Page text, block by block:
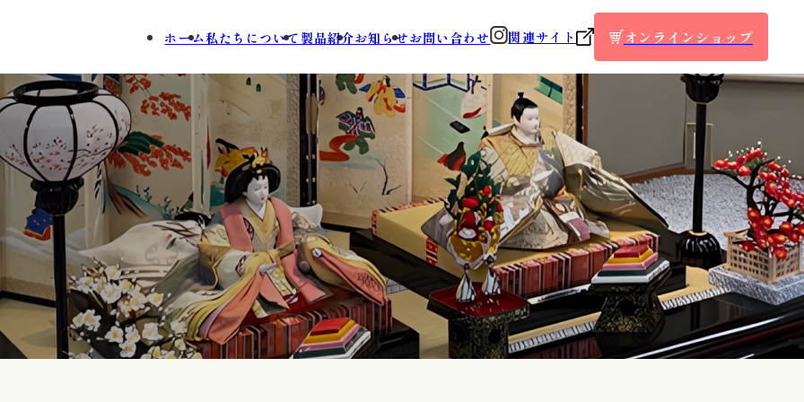
ホーム私たちについて 製品紹介お知らせお問い合わせ 関連サイト オンラインショップ